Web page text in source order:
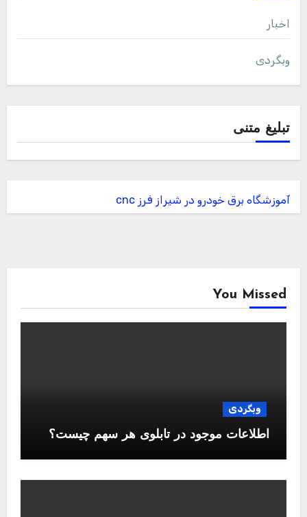
اخبار
وبگردی
تبلیغ متنی
آموزشگاه برق خودرو در شیراز فرز cnc
You Missed
وبگردی
اطلاعات موجود در تابلوی هر سهم چیست؟